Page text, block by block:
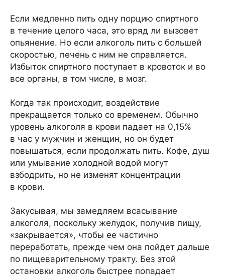
Если медленно пить одну порцию спиртного
в течение целого часа, это вряд ли вызовет
опьянение. Но если алкоголь пить с большей
скоростью, печень с ним не справляется.
Избыток спиртного поступает в кровоток и во
все органы, в том числе, в мозг.
Когда так происходит, воздействие
прекращается только со временем. Обычно
уровень алкоголя в крови падает на 0,15%
в час у мужчин и женщин, но он будет
повышаться, если продолжать пить. Кофе, душ
или умывание холодной водой могут
взбодрить, но не изменят концентрации
в крови.
Закусывая, мы замедляем всасывание
алкоголя, поскольку желудок, получив пищу,
«закрывается», чтобы ее частично
переработать, прежде чем она пойдет дальше
по пищеварительному тракту. Без этой
остановки алкоголь быстрее попадает